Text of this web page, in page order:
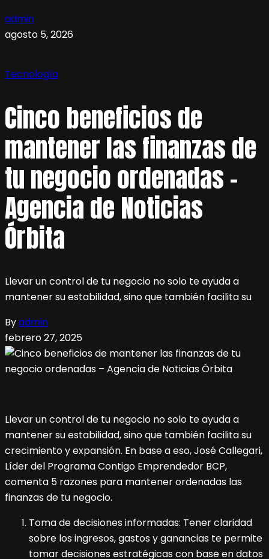
admin
agosto 5, 2026
Tecnología
Cinco beneficios de
mantener las finanzas de
tu negocio ordenadas –
Agencia de Noticias
Órbita
Llevar un control de tu negocio no solo te ayuda a
mantener su estabilidad, sino que también facilita su
Byadmin
febrero 27, 2025
Llevar un control de tu negocio no solo te ayuda a
mantener su estabilidad, sino que también facilita su
crecimiento y expansión. En base a eso, José Callegari,
Líder del Programa Contigo Emprendedor BCP,
comenta 5 razones para mantener ordenadas las
finanzas de tu negocio.
Toma de decisiones informadas: Tener claridad
sobre los ingresos, gastos y ganancias te permite
tomar decisiones estratégicas con base en datos